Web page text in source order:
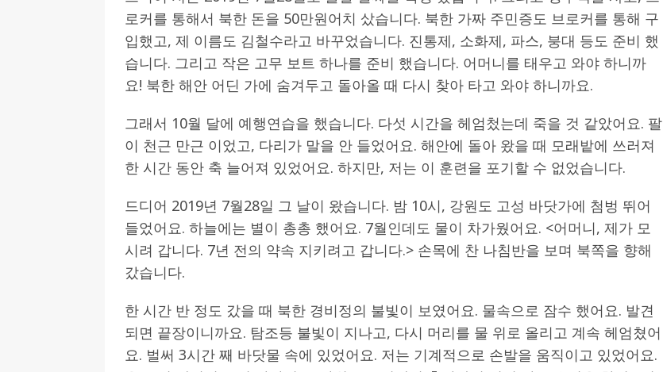
로커를 통해서 북한 돈을 50만원어치 샀습니다. 북한 가짜 주민증도 브로커를 통해 구
입했고, 제 이름도 김철수라고 바꾸었습니다. 진통제, 소화제, 파스, 붕대 등도 준비 했
습니다. 그리고 작은 고무 보트 하나를 준비 했습니다. 어머니를 태우고 와야 하니까
요! 북한 해안 어딘 가에 숨겨두고 돌아올 때 다시 찾아 타고 와야 하니까요.
그래서 10월 달에 예행연습을 했습니다. 다섯 시간을 헤엄첬는데 죽을 것 같았어요. 팔
이 천근 만근 이었고, 다리가 말을 안 들었어요. 해안에 돌아 왔을 때 모래밭에 쓰러져
한 시간 동안 축 늘어져 있었어요. 하지만, 저는 이 훈련을 포기할 수 없었습니다.
드디어 2019년 7월28일 그 날이 왔습니다. 밤 10시, 강원도 고성 바닷가에 첨벙 뛰어
들었어요. 하늘에는 별이 총총 했어요. 7월인데도 물이 차가웠어요. <어머니, 제가 모
시려 갑니다. 7년 전의 약속 지키려고 갑니다.> 손목에 찬 나침반을 보며 북쪽을 향해
갔습니다.
한 시간 반 정도 갔을 때 북한 경비정의 불빛이 보였어요. 물속으로 잠수 했어요. 발견
되면 끝장이니까요. 탐조등 불빛이 지나고, 다시 머리를 물 위로 올리고 계속 헤엄쳤어
요. 벌써 3시간 째 바닷물 속에 있었어요. 저는 기계적으로 손발을 움직이고 있었어요.